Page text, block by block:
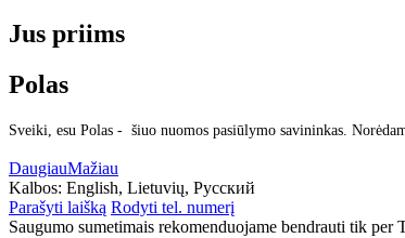
Jus priims
Polas
Sveiki, esu Polas - šiuo nuomos pasiūlymo savininkas.
DaugiauMažiau
Kalbos: English, Lietuvių, Русский
Parašyti laišką Rodyti tel. numerį
Saugumo sumetimais rekomenduojame bendrauti tik per